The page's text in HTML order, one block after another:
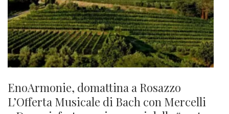
EnoArmonie, domattina a Rosazzo
L’Offerta Musicale di Bach con Mercelli